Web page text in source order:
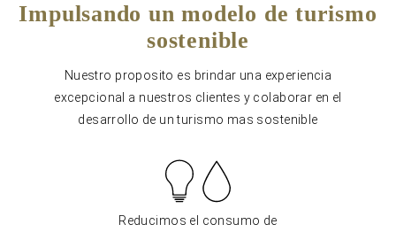
Impulsando un modelo de turismo
sostenible
Nuestro proposito es brindar una experiencia
excepcional a nuestros clientes y colaborar en el
desarrollo de un turismo mas sostenible
Reducimos el consumo de